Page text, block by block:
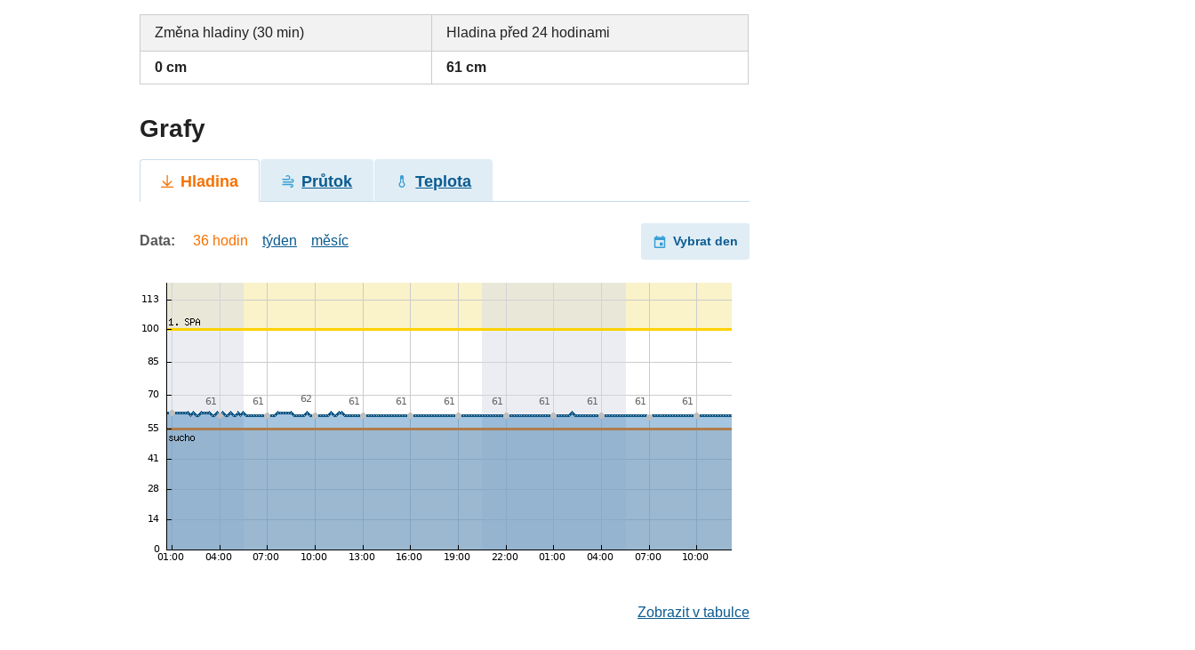
Změna hladiny (30 min) Hladina před 24 hodinami
0 cm 61 cm
Grafy
Hladina Průtok Teplota
Data: 36 hodin týden měsíc Vybrat den
Zobrazit v tabulce